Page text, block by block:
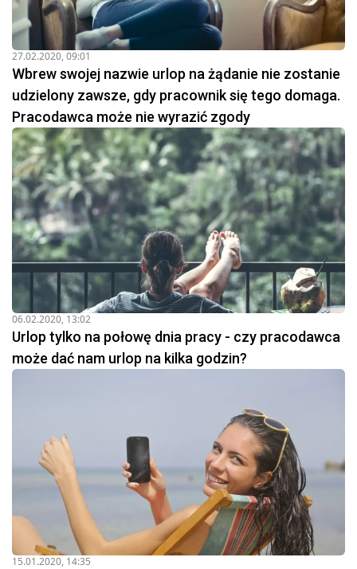
27.02.2020, 09:01
Wbrew swojej nazwie urlop na żądanie nie zostanie
udzielony zawsze, gdy pracownik się tego domaga.
Pracodawca może nie wyrazić zgody
06.02.2020, 13:02
Urlop tylko na połowę dnia pracy - czy pracodawca
może dać nam urlop na kilka godzin?
15.01.2020, 14:35